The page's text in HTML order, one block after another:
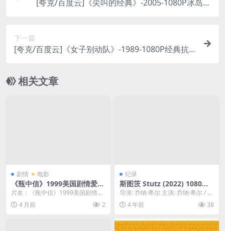
[夸克/百度云]《尖叫的经典》-2005-1080P冰岛音
下一篇
[夸克/百度云]《女子别动队》-1989-1080P经典抗
相关文章
剧情 电影
《瓶中信》1999美国剧情爱
情-英语中字-百度云[夸克网盘]
片名：《瓶中信》1999美国剧情爱
情-英语中字-百度云[夸克网盘] 分
类：电影 ...
4 月前 2
纪录
斯图茨 Stutz (2022) 1080中
字
导演: 乔纳·希尔 主演: 乔纳·希尔 / 菲
尔·斯图茨 类型: 纪录片 制片国...
4 年前 38